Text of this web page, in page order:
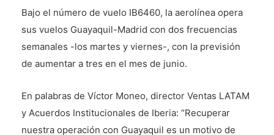
Bajo el número de vuelo IB6460, la aerolínea opera
sus vuelos Guayaquil-Madrid con dos frecuencias
semanales -los martes y viernes-, con la previsión
de aumentar a tres en el mes de junio.
En palabras de Víctor Moneo, director Ventas LATAM
y Acuerdos Institucionales de Iberia: “Recuperar
nuestra operación con Guayaquil es un motivo de